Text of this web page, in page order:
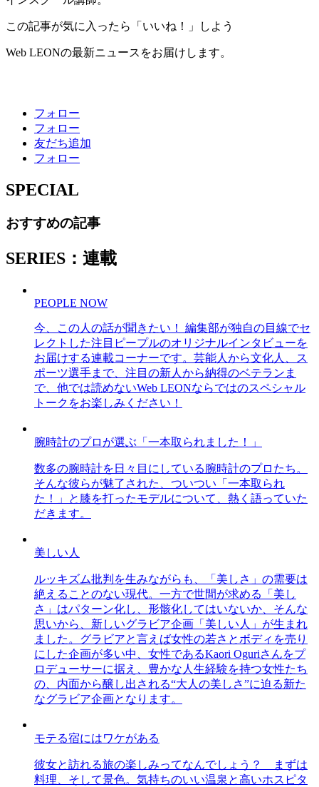
この記事が気に入ったら「いいね！」しよう
Web LEONの最新ニュースをお届けします。
フォロー
フォロー
友だち追加
フォロー
SPECIAL
おすすめの記事
SERIES：連載
PEOPLE NOW
今、この人の話が聞きたい！ 編集部が独自の目線でセ
レクトした注目ピープルのオリジナルインタビューを
お届けする連載コーナーです。芸能人から文化人、ス
ポーツ選手まで、注目の新人から納得のベテランま
で、他では読めないWeb LEONならではのスペシャル
トークをお楽しみください！
腕時計のプロが選ぶ「一本取られました！」
数多の腕時計を日々目にしている腕時計のプロたち。
そんな彼らが魅了された、ついつい「一本取られ
た！」と膝を打ったモデルについて、熱く語っていた
だきます。
美しい人
ルッキズム批判を生みながらも、「美しさ」の需要は
絶えることのない現代。一方で世間が求める「美し
さ」はパターン化し、形骸化してはいないか、そんな
思いから、新しいグラビア企画「美しい人」が生まれ
ました。グラビアと言えば女性の若さとボディを売り
にした企画が多い中、女性であるKaori Oguriさんをプ
ロデューサーに据え、豊かな人生経験を持つ女性たち
の、内面から醸し出される“大人の美しさ”に迫る新た
なグラビア企画となります。
モテる宿にはワケがある
彼女と訪れる旅の楽しみってなんでしょう？ まずは
料理、そして景色。気持ちのいい温泉と高いホスピタ